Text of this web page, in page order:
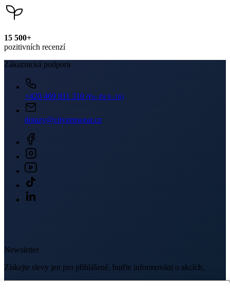
15 500+
pozitivních recenzí
Zákaznická podpora
+420 469 811 310 (Po–Pá 9–16)
dotazy@cityzenwear.cz
Newsletter
Získejte slevy jen pro přihlášené, buďte informováni o akcích.